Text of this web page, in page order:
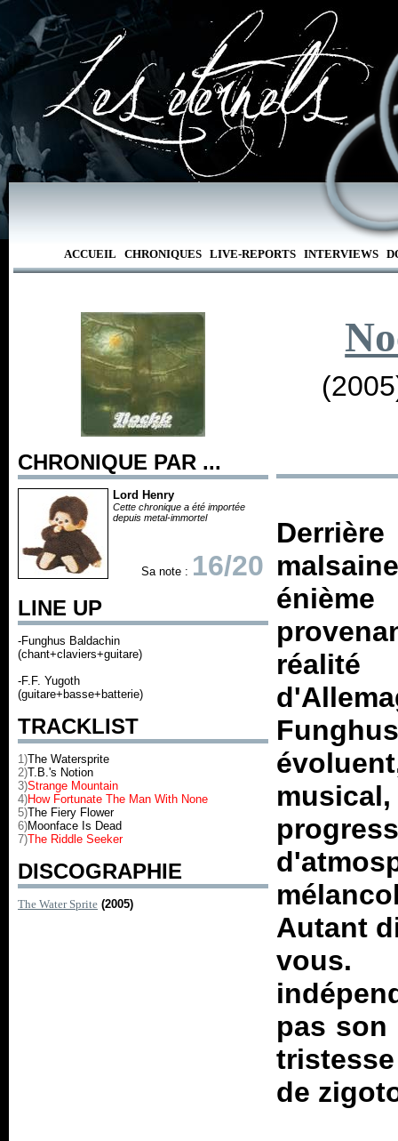
ACCUEIL CHRONIQUES LIVE-REPORTS INTERVIEWS
CHRONIQUE PAR ...
Lord Henry
Cette chronique a été importée
depuis metal-immortel
Sa note : 16/20
LINE UP
-Funghus Baldachin
(chant+claviers+guitare)
-F.F. Yugoth
(guitare+basse+batterie)
TRACKLIST
1)The Watersprite
2)T.B.'s Notion
3)Strange Mountain
4)How Fortunate The Man With None
5)The Fiery Flower
6)Moonface Is Dead
7)The Riddle Seeker
DISCOGRAPHIE
The Water Sprite (2005)
Autant
vous.
pas son
de